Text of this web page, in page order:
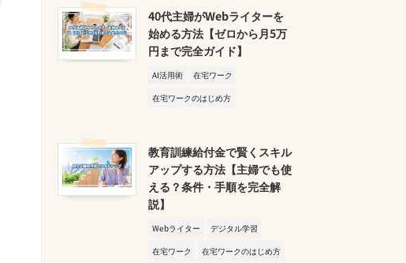
40代主婦がWebライターを
始める方法【ゼロから月5万
円まで完全ガイド】
AI活用術
在宅ワーク
在宅ワークのはじめ方
教育訓練給付金で賢くスキル
アップする方法【主婦でも使
える？条件・手順を完全解
説】
Webライター
デジタル学習
在宅ワーク
在宅ワークのはじめ方